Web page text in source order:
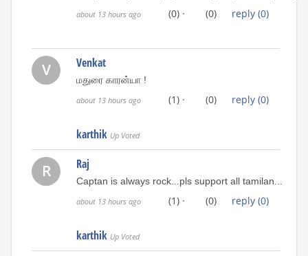
about 13 hours ago (0) · (0) reply (0)
V Venkat
மதுரை காரன்யா !
about 13 hours ago (1) · (0) reply (0)
karthik Up Voted
R Raj
Captan is always rock...pls support all tamilan...
about 13 hours ago (1) · (0) reply (0)
karthik Up Voted